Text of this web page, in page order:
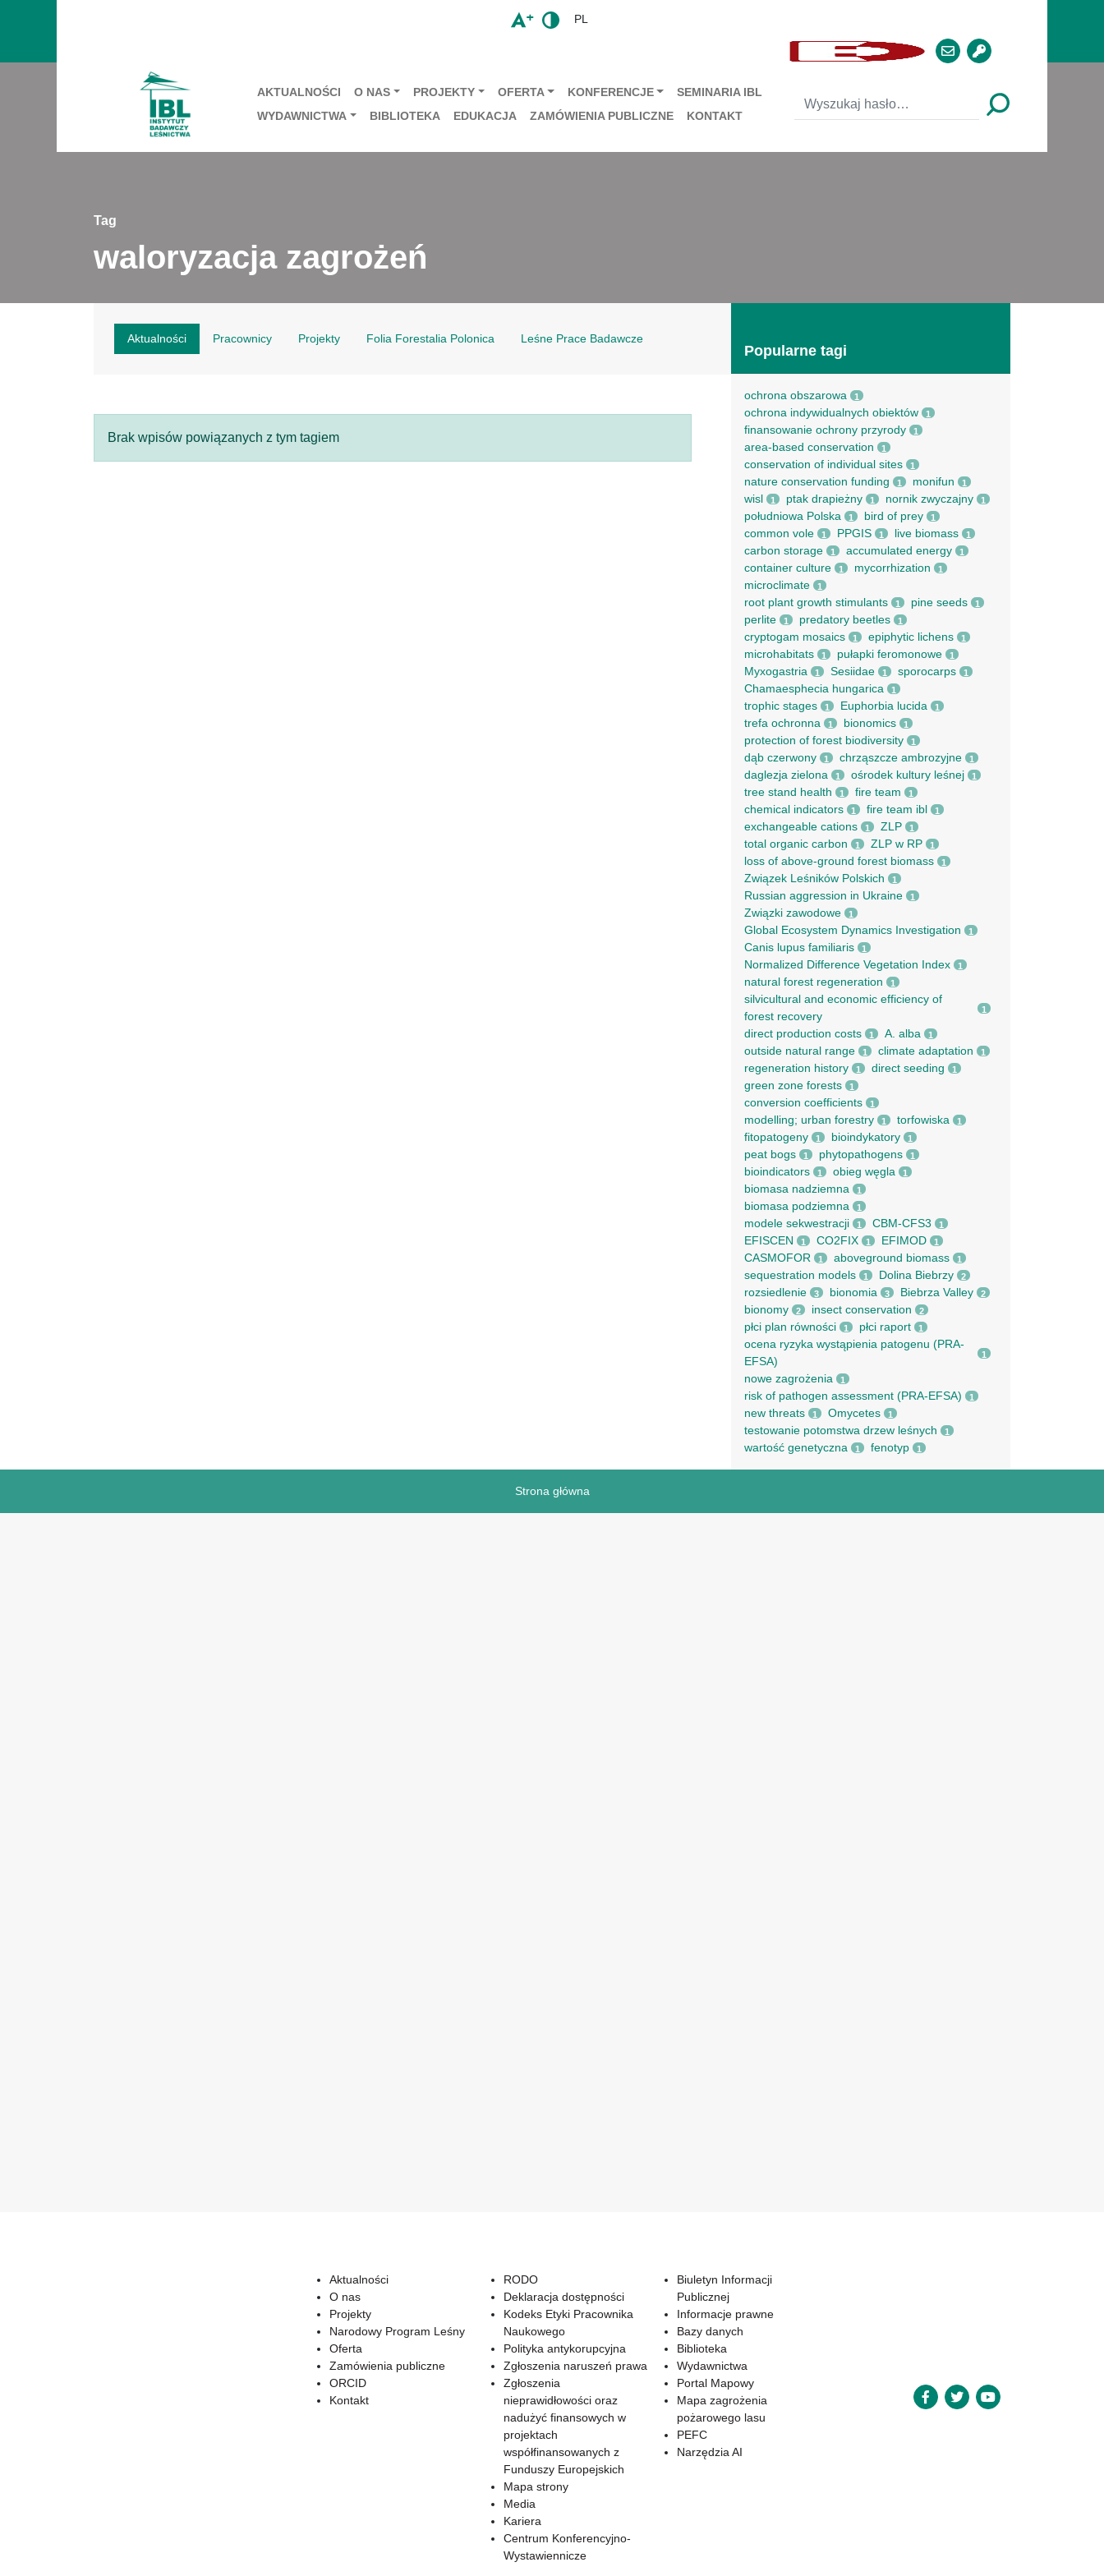
PL
AKTUALNOŚCI O NAS PROJEKTY OFERTA KONFERENCJE
SEMINARIA IBL
WYDAWNICTWA
BIBLIOTEKA EDUKACJA ZAMÓWIENIA PUBLICZNE KONTAKT
Tag
waloryzacja zagrożeń
Aktualności Pracownicy Projekty Folia Forestalia Polonica Leśne Prace Badawcze
Brak wpisów powiązanych z tym tagiem
Popularne tagi
ochrona obszarowa 1
ochrona indywidualnych obiektów 1
finansowanie ochrony przyrody 1
area-based conservation 1
conservation of individual sites 1
nature conservation funding 1 monifun 1
wisl 1 ptak drapieżny 1 nornik zwyczajny 1
południowa Polska 1 bird of prey 1
common vole 1 PPGIS 1 live biomass 1
carbon storage 1 accumulated energy 1
container culture 1 mycorrhization 1
microclimate 1
root рlant growth stimulants 1 pine seeds 1
perlite 1 predatory beetles 1
cryptogam mosaics 1 epiphytic lichens 1
microhabitats 1 pułapki feromonowe 1
Myxogastria 1 Sesiidae 1 sporocarps 1
Chamaesphecia hungarica 1
trophic stages 1 Euphorbia lucida 1
trefa ochronna 1 bionomics 1
protection of forest biodiversity 1
dąb czerwony 1 chrząszcze ambrozyjne 1
daglezja zielona 1 ośrodek kultury leśnej 1
tree stand health 1 fire team 1
chemical indicators 1 fire team ibl 1
exchangeable cations 1 ZLP 1
total organic carbon 1 ZLP w RP 1
loss of above-ground forest biomass 1
Związek Leśników Polskich 1
Russian aggression in Ukraine 1
Związki zawodowe 1
Global Ecosystem Dynamics Investigation 1
Canis lupus familiaris 1
Normalized Difference Vegetation Index 1
natural forest regeneration 1
silvicultural and economic efficiency of
forest recovery
1
direct production costs 1 A. alba 1
outside natural range 1 climate adaptation 1
regeneration history 1 direct seeding 1
green zone forests 1
conversion coefficients 1
modelling; urban forestry 1 torfowiska 1
fitopatogeny 1 bioindykatory 1
peat bogs 1 phytopathogens 1
bioindicators 1 obieg węgla 1
biomasa nadziemna 1
biomasa podziemna 1
modele sekwestracji 1 CBM-CFS3 1
EFISCEN 1 CO2FIX 1 EFIMOD 1
CASMOFOR 1 aboveground biomass 1
sequestration models 1 Dolina Biebrzy 2
rozsiedlenie 3 bionomia 3 Biebrza Valley 2
bionomy 2 insect conservation 2
płci plan równości 1 płci raport 1
ocena ryzyka wystąpienia patogenu (PRA-
EFSA)
1
nowe zagrożenia 1
risk of pathogen assessment (PRA-EFSA) 1
new threats 1 Omycetes 1
testowanie potomstwa drzew leśnych 1
wartość genetyczna 1 fenotyp 1
Strona główna
Aktualności
O nas
Projekty
Narodowy Program Leśny
Oferta
Zamówienia publiczne
ORCID
Kontakt
RODO
Deklaracja dostępności
Kodeks Etyki Pracownika
Naukowego
Polityka antykorupcyjna
Zgłoszenia naruszeń prawa
Zgłoszenia
nieprawidłowości oraz
nadużyć finansowych w
projektach
współfinansowanych z
Funduszy Europejskich
Mapa strony
Media
Kariera
Centrum Konferencyjno-
Wystawiennicze
Biuletyn Informacji
Publicznej
Informacje prawne
Bazy danych
Biblioteka
Wydawnictwa
Portal Mapowy
Mapa zagrożenia
pożarowego lasu
PEFC
Narzędzia AI